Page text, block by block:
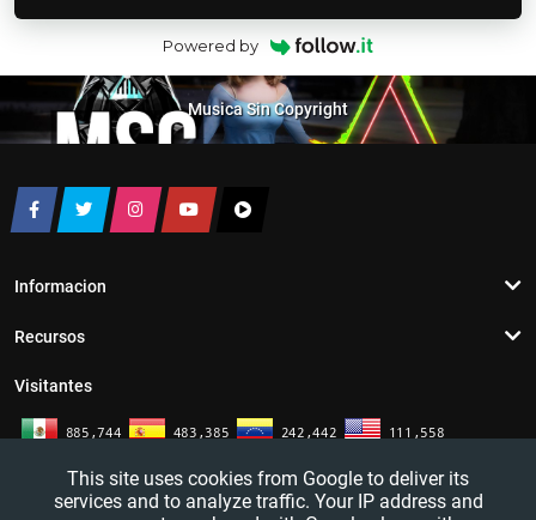
Powered by
Musica Sin Copyright
Informacion
Recursos
Visitantes
This site uses cookies from Google to deliver its
services and to analyze traffic. Your IP address and